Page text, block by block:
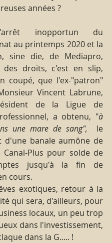
années ?
inopportun du
au printemps 2020 et la
sine die, de Mediapro,
des droits, c'est en slip,
coupé, que l'ex-"patron"
Vincent Labrune,
de la Ligue de
a obtenu, "à
une mare de sang", le
d'une banale aumône de
Plus pour solde de
jusqu'à la fin de
cours.
exotiques, retour à la
qui sera, d'ailleurs, pour
locaux, un peu trop
dans l'investissement,
dans la G..... !